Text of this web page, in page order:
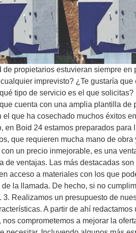
propietarios estuvieran siempre
imprevisto? ¿Te gustaría
tipo de servicio es el que
cuenta con una amplia plantilla
que ha cosechado muchos éxitos
Boid 24 estamos preparados
que requieren mucha mano de
un precio inmejorable, es una
ventajas. Las más destacadas
acceso a materiales con los que
la llamada. De hecho, si no
Realizamos un presupuesto de
A partir de ahí
comprometemos a mejorar la